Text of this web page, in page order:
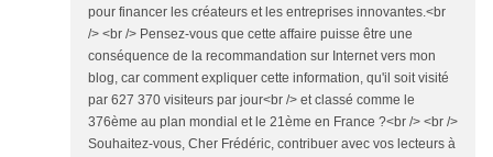
pour financer les créateurs et les entreprises innovantes.<br
/> <br /> Pensez-vous que cette affaire puisse être une
conséquence de la recommandation sur Internet vers mon
blog, car comment expliquer cette information, qu'il soit visité
par 627 370 visiteurs par jour<br /> et classé comme le
376ème au plan mondial et le 21ème en France ?<br /> <br />
Souhaitez-vous, Cher Frédéric, contribuer avec vos lecteurs à